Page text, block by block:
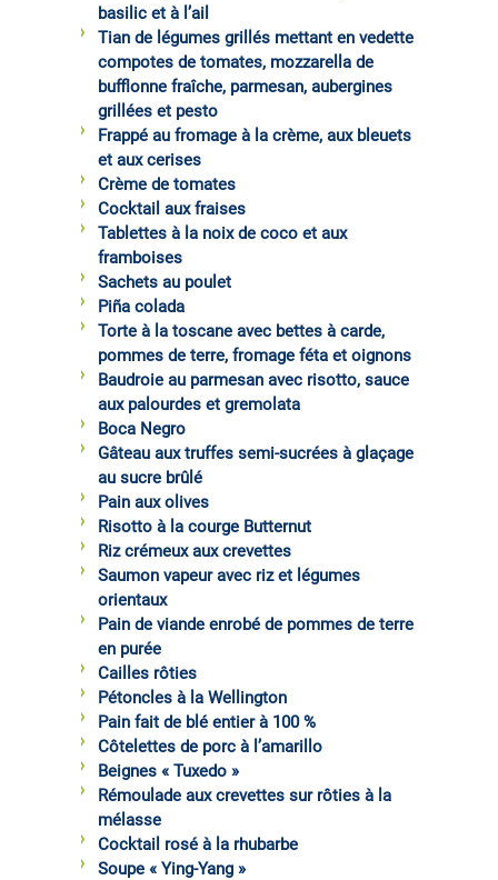
basilic et à l’ail
Tian de légumes grillés mettant en vedette
compotes de tomates, mozzarella de
bufflonne fraîche, parmesan, aubergines
grillées et pesto
Frappé au fromage à la crème, aux bleuets
et aux cerises
Crème de tomates
Cocktail aux fraises
Tablettes à la noix de coco et aux
framboises
Sachets au poulet
Piña colada
Torte à la toscane avec bettes à carde,
pommes de terre, fromage féta et oignons
Baudroie au parmesan avec risotto, sauce
aux palourdes et gremolata
Boca Negro
Gâteau aux truffes semi-sucrées à glaçage
au sucre brûlé
Pain aux olives
Risotto à la courge Butternut
Riz crémeux aux crevettes
Saumon vapeur avec riz et légumes
orientaux
Pain de viande enrobé de pommes de terre
en purée
Cailles rôties
Pétoncles à la Wellington
Pain fait de blé entier à 100 %
Côtelettes de porc à l’amarillo
Beignes « Tuxedo »
Rémoulade aux crevettes sur rôties à la
mélasse
Cocktail rosé à la rhubarbe
Soupe « Ying-Yang »